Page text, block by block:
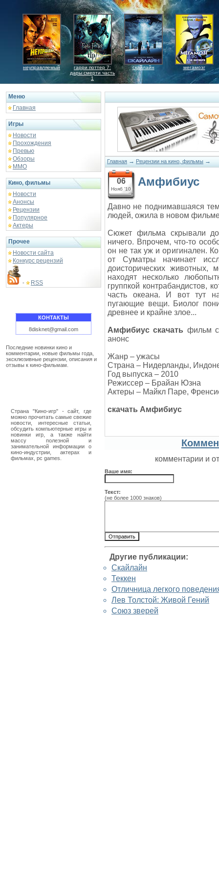
неуправляемый
гарри поттер 7:
дары смерти часть
1
скайлайн мегамозг
Меню
Главная
Игры
Новости
Прохождения
Превью
Обзоры
ММО
Кино, фильмы
Новости
Анонсы
Рецензии
Популярное
Актеры
Прочее
Новости сайта
Конкурс рецензий
- RSS
КОНТАКТЫ
8disknet@gmail.com
Последние новинки кино и
комментарии, новые фильмы года,
эксклюзивные рецензии, описания и
отзывы к кино-фильмам.
Страна "Кино-игр" - сайт, где
можно прочитать самые свежие
новости, интересные статьи,
обсудить компьютерные игры и
новинки игр, а также найти
массу полезной и
занимательной информации о
кино-индустрии, актерах и
фильмах, pc games.
Главная → Рецензии на кино, фильмы →
06
Нояб '10
Амфибиус
Давно не поднимавшаяся
людей, ожила в новом
Сюжет фильма скрывали
ничего. Впрочем, что-то
он не так уж и оригинален.
от Суматры начинает
доисторических
находят несколько
группкой контрабандистов,
часть океана. И вот тут
пугающие вещи. Биолог
древнее и крайне злое...
Амфибиус скачать фильм
анонс
Жанр – ужасы
Страна – Нидерланды,
Год выпуска – 2010
Режиссер – Брайан Юзна
Актеры – Майкл Паре,
скачать Амфибиус
комментарии и
Ваше имя:
Текст:
(не более 1000 знаков)
Другие публикации:
Скайлайн
Теккен
Отличница легкого
Лев Толстой: Живой Гений
Союз зверей